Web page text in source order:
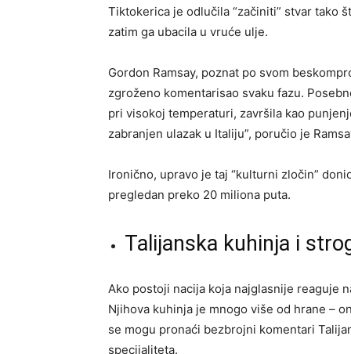
Tiktokerica je odlučila “začiniti” stvar tako
zatim ga ubacila u vruće ulje.
Gordon Ramsay, poznat po svom
zgroženo komentarisao svaku fazu.
pri visokoj temperaturi, završila kao
zabranjen ulazak u Italiju”, poručio je
Ironično, upravo je taj “kulturni zločin”
pregledan preko 20 miliona puta.
Talijanska kuhinja i
Ako postoji nacija koja najglasnije reaguje
Njihova kuhinja je mnogo više od hrane –
se mogu pronaći bezbrojni komentari
specijaliteta.